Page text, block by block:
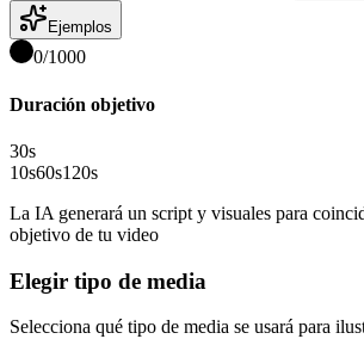
Ejemplos
0/1000
Duración objetivo
30s
10s60s120s
La IA generará un script y visuales para
objetivo de tu video
Elegir tipo de media
Selecciona qué tipo de media se usará para